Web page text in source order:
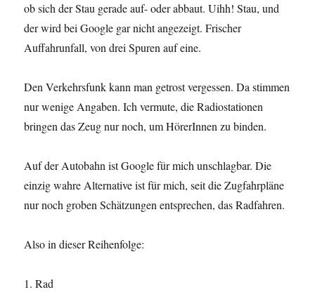
ob sich der Stau gerade auf- oder abbaut. Uihh! Stau, und
der wird bei Google gar nicht angezeigt. Frischer
Auffahrunfall, von drei Spuren auf eine.
Den Verkehrsfunk kann man getrost vergessen. Da stimmen
nur wenige Angaben. Ich vermute, die Radiostationen
bringen das Zeug nur noch, um HörerInnen zu binden.
Auf der Autobahn ist Google für mich unschlagbar. Die
einzig wahre Alternative ist für mich, seit die Zugfahrpläne
nur noch groben Schätzungen entsprechen, das Radfahren.
Also in dieser Reihenfolge:
1. Rad